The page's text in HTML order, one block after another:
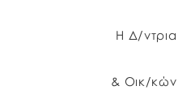
Η Δ/ντρια
& Οικ/κών